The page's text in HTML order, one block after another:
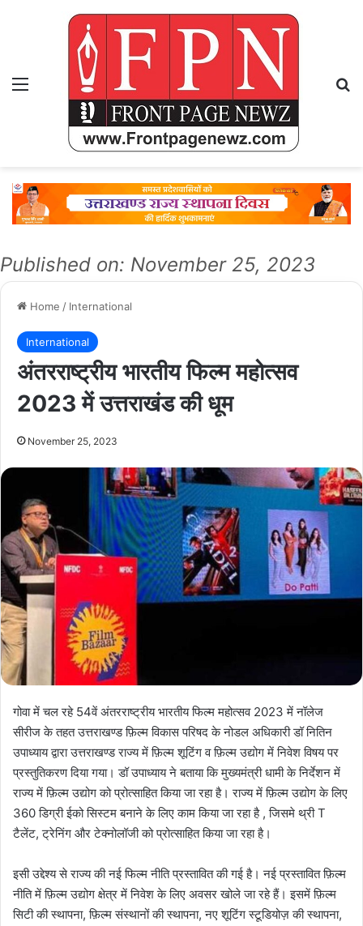
Menu
Published on: November 25, 2023
Home / International
International
अंतरराष्ट्रीय भारतीय फिल्म महोत्सव
2023 में उत्तराखंड की धूम
November 25, 2023
गोवा में चल रहे 54वें अंतरराष्ट्रीय भारतीय फिल्म महोत्सव 2023 में नॉलेज
सीरीज के तहत उत्तराखण्ड फ़िल्म विकास परिषद के नोडल अधिकारी डॉ नितिन
उपाध्याय द्वारा उत्तराखण्ड राज्य में फ़िल्म शूटिंग व फ़िल्म उद्योग में निवेश विषय पर
प्रस्तुतिकरण दिया गया। डॉ उपाध्याय ने बताया कि मुख्यमंत्री धामी के निर्देशन में
राज्य में फ़िल्म उद्योग को प्रोत्साहित किया जा रहा है। राज्य में फ़िल्म उद्योग के लिए
360 डिग्री ईको सिस्टम बनाने के लिए काम किया जा रहा है , जिसमे थ्री T
टैलेंट, ट्रेनिंग और टेक्नोलॉजी को प्रोत्साहित किया जा रहा है।
इसी उद्देश्य से राज्य की नई फिल्म नीति प्रस्तावित की गई है। नई प्रस्तावित फ़िल्म
नीति में फ़िल्म उद्योग क्षेत्र में निवेश के लिए अवसर खोले जा रहे हैं। इसमें फ़िल्म
सिटी की स्थापना, फ़िल्म संस्थानों की स्थापना, नए शूटिंग स्टूडियोज़ की स्थापना,